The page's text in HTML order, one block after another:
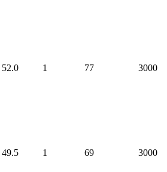
52.0 1 77 3000
49.5 1 69 3000